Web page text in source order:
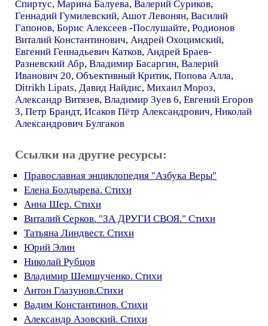
Спиртус, Марина Балуева, Валерий Суриков,
Геннадий Гумилевский, Ашот Левонян, Василий
Гапонов, Борис Алексеев -Послушайте, Родионов
Виталий Константинович, Андрей Охоцимский,
Евгений Геннадьевич Катков, Андрей Браев-
Разневский Абр, Владимир Басаргин, Валерий
Иванович 20, Объективный Критик, Попова Алла,
Ditrikh Lipats, Давид Найдис, Михаил Мороз,
Александр Витязев, Владимир Зуев 6, Евгений Егоров
3, Петр Брандт, Исаков Пётр Александрович, Николай
Александрович Булгаков
Ссылки на другие ресурсы:
Православная энциклопедия "Азбука Веры"
Елена Болдырева. Стихи
Анна Шер. Стихи
Виталий Серков. "ЗА ДРУГИ СВОЯ." Стихи
Татьяна Линдвест. Стихи
Юрий Элин
Николай Рубцов
Владимир Шемшученко. Стихи
Антон Глазунов.Стихи
Вадим Константинов. Стихи
Александр Азовский. Стихи